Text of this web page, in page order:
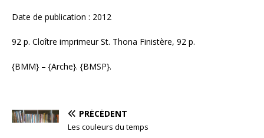
Date de publication : 2012
92 p. Cloître imprimeur St. Thona Finistère, 92 p.
{BMM} – {Arche}. {BMSP}.
PRÉCÉDENT
Les couleurs du temps